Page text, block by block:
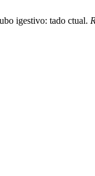
igestivo: tado ctual.